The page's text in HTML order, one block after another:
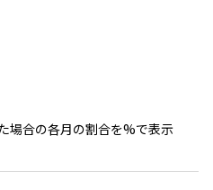
場合の各月の割合を%で表示